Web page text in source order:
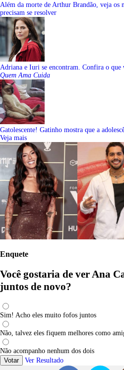
Além da morte de Arthur Brandão, veja os
precisam se resolver
Adriana e Iuri se encontram. Confira o que
Quem Ama Cuida
Gatolescente! Gatinho mostra que a
Veja mais
Enquete
Você gostaria de ver Ana
juntos de novo?
Sim! Acho eles muito fofos juntos
Não, talvez eles fiquem melhores como
Não acompanho nenhum dos dois
Votar
Ver Resultado